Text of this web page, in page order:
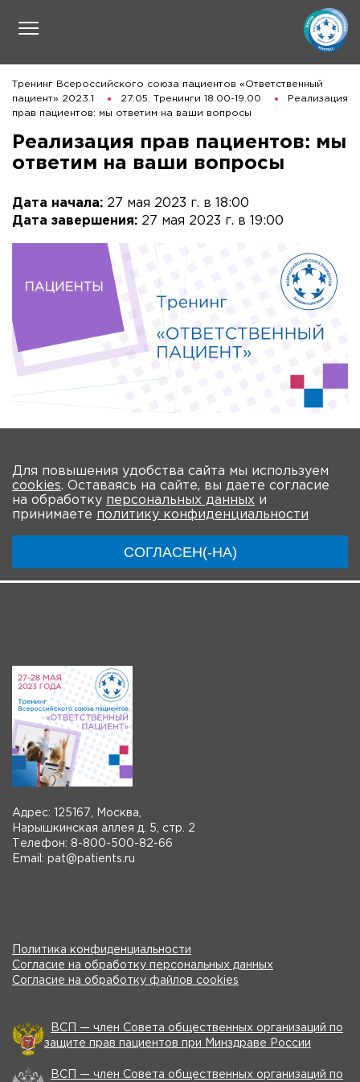
Тренинг Всероссийского союза пациентов «Ответственный
пациент» 2023.1
27.05. Тренинги 18.00-19.00
Реализация
прав пациентов: мы ответим на ваши вопросы
Реализация прав пациентов: мы
ответим на ваши вопросы
Дата начала: 27 мая 2023 г. в 18:00
Дата завершения: 27 мая 2023 г. в 19:00
Для повышения удобства сайта мы используем
cookies. Оставаясь на сайте, вы даете согласие
на обработку персональных данных и
принимаете политику конфиденциальности
СОГЛАСЕН(-НА)
О мероприятии Новости Общая информация
Система регистрации Видео-анонсы
Адрес: 125167, Москва,
Нарышкинская аллея д. 5, стр. 2
Телефон: 8-800-500-82-66
Email: pat@patients.ru
Политика конфиденциальности
Согласие на обработку персональных данных
Согласие на обработку файлов cookies
ВСП — член Совета общественных организаций по
защите прав пациентов при Минздраве России
ВСП — член Совета общественных организаций по